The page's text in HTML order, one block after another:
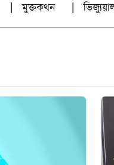
মুক্তকথন